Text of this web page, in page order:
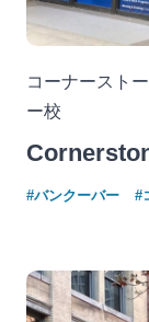
コーナースト
ー校
#バンクーバー #